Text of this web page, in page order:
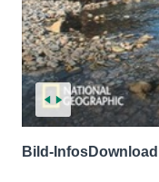
Bild-InfosDownload